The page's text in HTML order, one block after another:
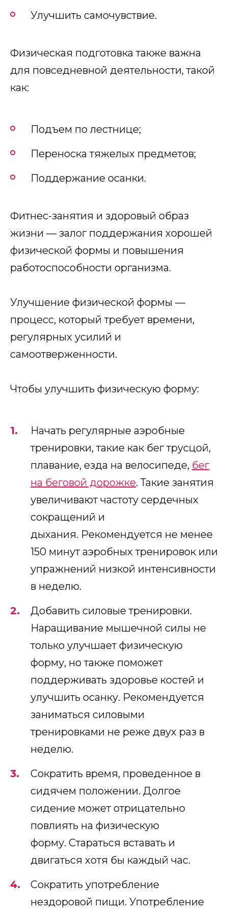
Улучшить самочувствие.
Физическая подготовка также важна
для повседневной деятельности, такой
как:
Подъем по лестнице;
Переноска тяжелых предметов;
Поддержание осанки.
Фитнес-занятия и здоровый образ
жизни — залог поддержания хорошей
физической формы и повышения
работоспособности организма.
Улучшение физической формы —
процесс, который требует времени,
регулярных усилий и
самоотверженности.
Чтобы улучшить физическую форму:
Начать регулярные аэробные
тренировки, такие как бег трусцой,
плавание, езда на велосипеде, бег
на беговой дорожке. Такие занятия
увеличивают частоту сердечных
сокращений и
дыхания. Рекомендуется не менее
150 минут аэробных тренировок или
упражнений низкой интенсивности
в неделю.
Добавить силовые тренировки.
Наращивание мышечной силы не
только улучшает физическую
форму, но также поможет
поддерживать здоровье костей и
улучшить осанку. Рекомендуется
заниматься силовыми
тренировками не реже двух раз в
неделю.
Сократить время, проведенное в
сидячем положении. Долгое
сидение может отрицательно
повлиять на физическую
форму. Стараться вставать и
двигаться хотя бы каждый час.
Сократить употребление
нездоровой пищи. Употребление